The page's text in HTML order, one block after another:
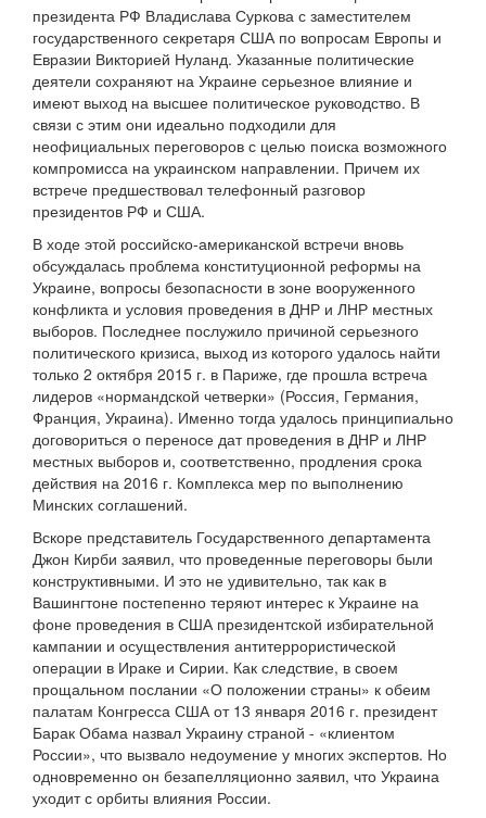
президента РФ Владислава Суркова с заместителем
государственного секретаря США по вопросам Европы и
Евразии Викторией Нуланд. Указанные политические
деятели сохраняют на Украине серьезное влияние и
имеют выход на высшее политическое руководство. В
связи с этим они идеально подходили для
неофициальных переговоров с целью поиска возможного
компромисса на украинском направлении. Причем их
встрече предшествовал телефонный разговор
президентов РФ и США.
В ходе этой российско-американской встречи вновь
обсуждалась проблема конституционной реформы на
Украине, вопросы безопасности в зоне вооруженного
конфликта и условия проведения в ДНР и ЛНР местных
выборов. Последнее послужило причиной серьезного
политического кризиса, выход из которого удалось найти
только 2 октября 2015 г. в Париже, где прошла встреча
лидеров «нормандской четверки» (Россия, Германия,
Франция, Украина). Именно тогда удалось принципиально
договориться о переносе дат проведения в ДНР и ЛНР
местных выборов и, соответственно, продления срока
действия на 2016 г. Комплекса мер по выполнению
Минских соглашений.
Вскоре представитель Государственного департамента
Джон Кирби заявил, что проведенные переговоры были
конструктивными. И это не удивительно, так как в
Вашингтоне постепенно теряют интерес к Украине на
фоне проведения в США президентской избирательной
кампании и осуществления антитеррористической
операции в Ираке и Сирии. Как следствие, в своем
прощальном послании «О положении страны» к обеим
палатам Конгресса США от 13 января 2016 г. президент
Барак Обама назвал Украину страной - «клиентом
России», что вызвало недоумение у многих экспертов. Но
одновременно он безапелляционно заявил, что Украина
уходит с орбиты влияния России.